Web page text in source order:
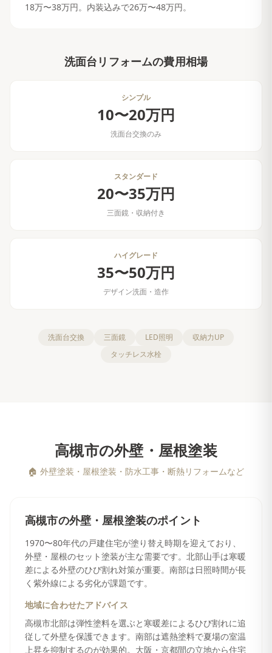
18万〜38万円。内装込みで26万〜48万円。
洗面台リフォームの費用相場
シンプル
10〜20万円
洗面台交換のみ
スタンダード
20〜35万円
三面鏡・収納付き
ハイグレード
35〜50万円
デザイン洗面・造作
洗面台交換 三面鏡 LED照明
収納力UP
タッチレス水栓
高槻市の外壁・屋根塗装
🏠 外壁塗装・屋根塗装・防水工事・断熱リフォームなど
高槻市の外壁・屋根塗装のポイント
1970〜80年代の戸建住宅が塗り替え時期を迎えており、
外壁・屋根のセット塗装が主な需要です。北部山手は寒暖
差による外壁のひび割れ対策が重要。南部は日照時間が長
く紫外線による劣化が課題です。
地域に合わせたアドバイス
高槻市北部は弾性塗料を選ぶと寒暖差によるひび割れに追
従して外壁を保護できます。南部は遮熱塗料で夏場の室温
上昇を抑制するのが効果的。大阪・京都間の立地から住宅